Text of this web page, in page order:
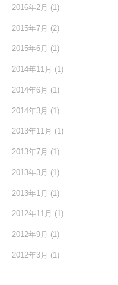
2016年2月 (1)
2015年7月 (2)
2015年6月 (1)
2014年11月 (1)
2014年6月 (1)
2014年3月 (1)
2013年11月 (1)
2013年7月 (1)
2013年3月 (1)
2013年1月 (1)
2012年11月 (1)
2012年9月 (1)
2012年3月 (1)